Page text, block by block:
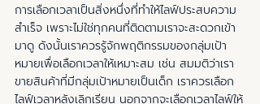
การเลือกเวลาเป็นสิ่งหนึ่งที่ทำให้ไลฟ์ประสบความ
สำเร็จ เพราะไม่ใช่ทุกคนที่ติดตามเราจะสะดวกเข้า
มาดู ดังนั้นเราควรรู้จักพฤติกรรมของกลุ่มเป้า
หมายเพื่อเลือกเวลาให้เหมาะสม เช่น สมมติว่าเรา
ขายสินค้าที่มีกลุ่มเป้าหมายเป็นเด็ก เราควรเลือก
ไลฟ์เวลาหลังเลิกเรียน นอกจากจะเลือกเวลาไลฟ์ให้